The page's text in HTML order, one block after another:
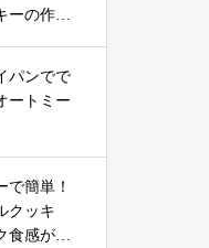
ーの作り
パンでで
ートミー
で簡単！
クッキ
食感が美